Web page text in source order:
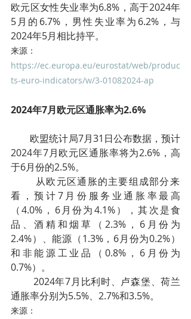
欧元区女性失业率为6.8%，高于2024年
5月的6.7%，男性失业率为6.2%，与
2024年5月相比持平。
来源：
https://ec.europa.eu/eurostat/web/produc
ts-euro-indicators/w/3-01082024-ap
2024年7月欧元区通胀率为2.6%
2024年7月欧元区通胀率将为2.6%，高
于6月份的2.5%。
看，预计7月份服务业通胀率最高
（4.0%，6月份为4.1%），其次是食
品、酒精和烟草（2.3%，6月份为
2.4%）、能源（1.3%，6月份为0.2%）
和非能源工业品（0.8%，6月份为
0.7%）。
通胀率分别为5.5%、2.7%和3.5%。
来源：